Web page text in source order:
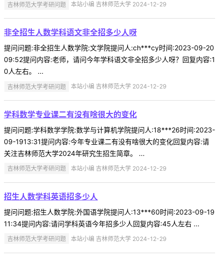
吉林师范大学考研问题 本站小编 吉林师范大学 2024-12-29
非全招生人数学科语文非全招多少人呀
提问问题:非全招生人数学院:文学院提问人:ch***cy时间:2023-09-20
09:52提问内容:老师，请问今年学科语文非全招多少人呀？回复内容:1
0人左右。 ...
吉林师范大学考研问题 本站小编 吉林师范大学 2024-12-29
学科数学专业课二有没有啥很大的变化
提问问题:学科数学学院:数学与计算机学院提问人:18***26时间:2023-
09-1913:31提问内容:今年专业课二有没有啥很大的变化回复内容:请
关注吉林师范大学2024年研究生招生简章。 ...
吉林师范大学考研问题 本站小编 吉林师范大学 2024-12-29
招生人数学科英语招多少人
提问问题:招生人数学院:外国语学院提问人:13***60时间:2023-09-19
11:34提问内容:请问学科英语今年招多少人回复内容:45人左右 ...
吉林师范大学考研问题 本站小编 吉林师范大学 2024-12-29